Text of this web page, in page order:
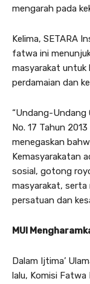
mengarah pada
Kelima, SETARA
fatwa ini
masyarakat untuk
perdamaian dan
“Undang-Undang
No. 17 Tahun
menegaskan
Kemasyarakatan
sosial, gotong
masyarakat, serta
persatuan dan
MUI
Dalam Ijtima’
lalu, Komisi